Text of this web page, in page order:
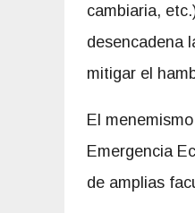
cambiaria,
desencadena
mitigar el
El
Emergencia
de amplias